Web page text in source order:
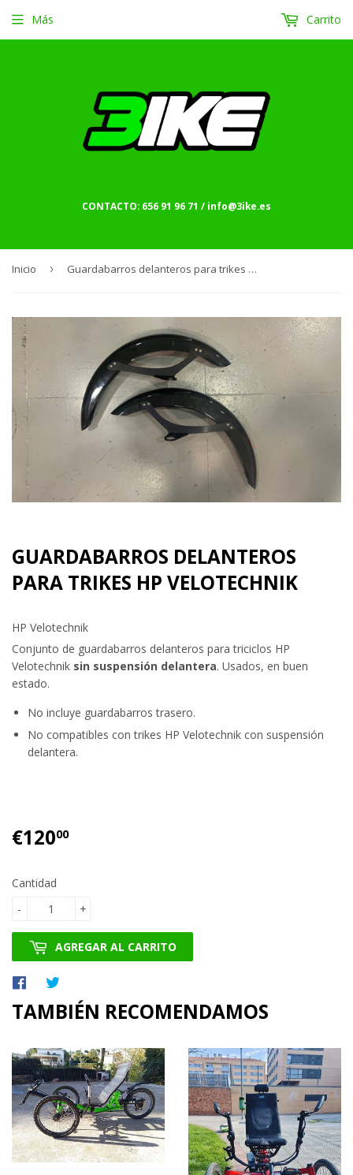
CONTACTO: 656 91 96 71 / info@3ike.es
Más Carrito
Inicio › Guardabarros delanteros para trikes HP Velotechnik
GUARDABARROS DELANTEROS
PARA TRIKES HP VELOTECHNIK
HP Velotechnik
Conjunto de guardabarros delanteros para triciclos HP
Velotechnik sin suspensión delantera. Usados, en buen
estado.
No incluye guardabarros trasero.
No compatibles con trikes HP Velotechnik con suspensión
delantera.
€12000€120.00
Cantidad
+
-
AGREGAR AL CARRITO
Compartir
Facebook
en
Twitter
TAMBIÉN RECOMENDAMOS